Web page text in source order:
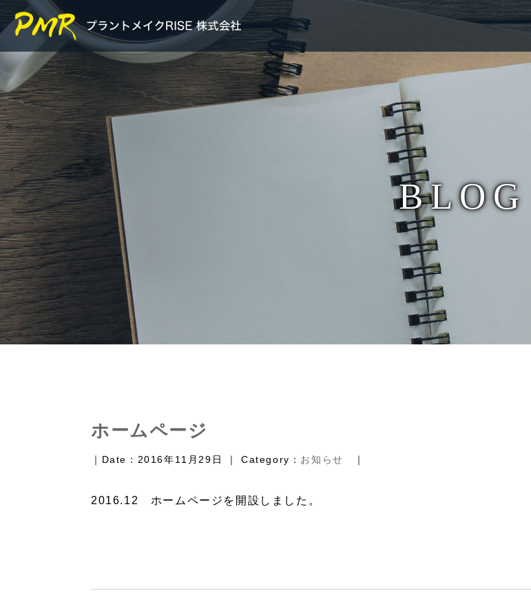
BLOG
ホームページ
｜Date：2016年11月29日 ｜ Category： お知らせ
2016.12 ホームページを開設しました。